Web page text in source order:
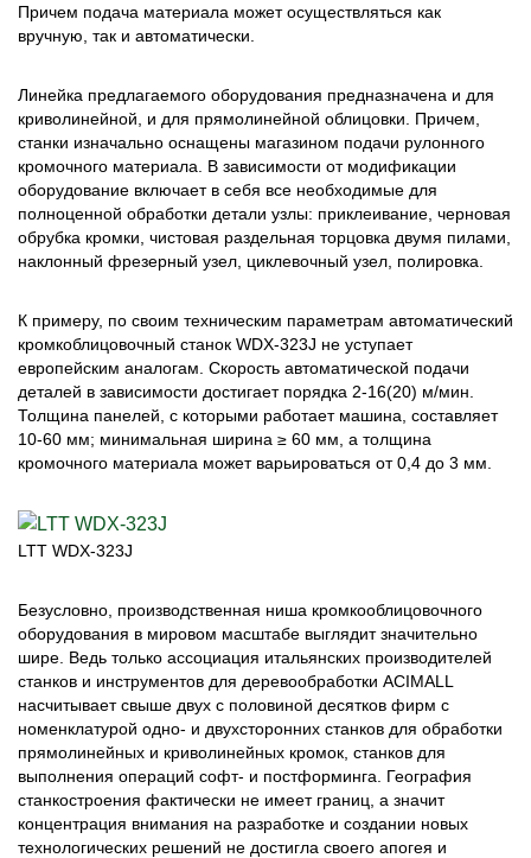
Причем подача материала может осуществляться как
вручную, так и автоматически.
Линейка предлагаемого оборудования предназначена и для
криволинейной, и для прямолинейной облицовки. Причем,
станки изначально оснащены магазином подачи рулонного
кромочного материала. В зависимости от модификации
оборудование включает в себя все необходимые для
полноценной обработки детали узлы: приклеивание, черновая
обрубка кромки, чистовая раздельная торцовка двумя пилами,
наклонный фрезерный узел, циклевочный узел, полировка.
К примеру, по своим техническим параметрам автоматический
кромкоблицовочный станок WDX-323J не уступает
европейским аналогам. Скорость автоматической подачи
деталей в зависимости достигает порядка 2-16(20) м/мин.
Толщина панелей, с которыми работает машина, составляет
10-60 мм; минимальная ширина ≥ 60 мм, а толщина
кромочного материала может варьироваться от 0,4 до 3 мм.
LTT WDX-323J
Безусловно, производственная ниша кромкооблицовочного
оборудования в мировом масштабе выглядит значительно
шире. Ведь только ассоциация итальянских производителей
станков и инструментов для деревообработки ACIMALL
насчитывает свыше двух с половиной десятков фирм с
номенклатурой одно- и двухсторонних станков для обработки
прямолинейных и криволинейных кромок, станков для
выполнения операций софт- и постформинга. География
станкостроения фактически не имеет границ, а значит
концентрация внимания на разработке и создании новых
технологических решений не достигла своего апогея и